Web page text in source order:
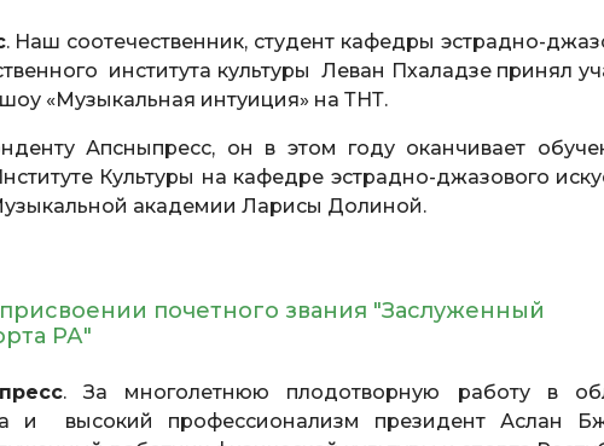
. Наш соотечественник, студент кафедры эстрадно-
института культуры Леван Пхаладзе принял
«Музыкальная интуиция» на ТНТ.
Апсныпресс, он в этом году оканчивает
Культуры на кафедре эстрадно-джазового
академии Ларисы Долиной.
почетного звания "Заслуженный
РА"
. За многолетнюю плодотворную работу в
и высокий профессионализм президент Аслан